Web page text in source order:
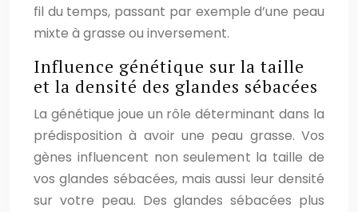
fil du temps, passant par exemple d’une peau
mixte à grasse ou inversement.
Influence génétique sur la taille
et la densité des glandes sébacées
La génétique joue un rôle déterminant dans la
prédisposition à avoir une peau grasse. Vos
gènes influencent non seulement la taille de
vos glandes sébacées, mais aussi leur densité
sur votre peau. Des glandes sébacées plus